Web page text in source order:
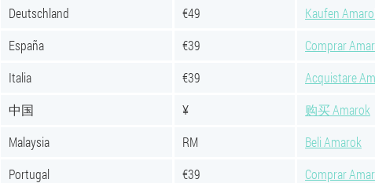
Deutschland
€49
Kaufen
España
€39
Comprar
Italia
€39
Acquistare
中国
¥
购买 Amarok
Malaysia
RM
Beli Amarok
Portugal
€39
Comprar